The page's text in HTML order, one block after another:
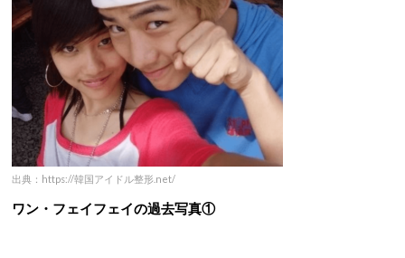
出典：https://韓国アイドル整形.net/
ワン・フェイフェイの過去写真①